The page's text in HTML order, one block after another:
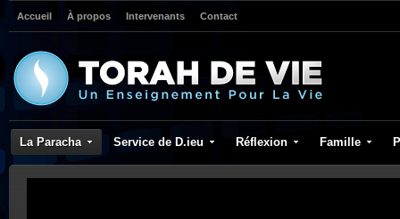
Accueil À propos Intervenants Contact
La Paracha Service de D.ieu Réflexion Famille